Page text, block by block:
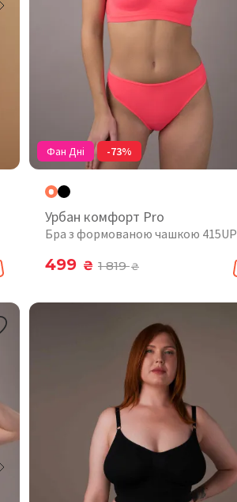
Фан Дні -73%
Урбан комфорт Pro
Бра з формованою чашкою 415UP
499 ₴ 1 819₴